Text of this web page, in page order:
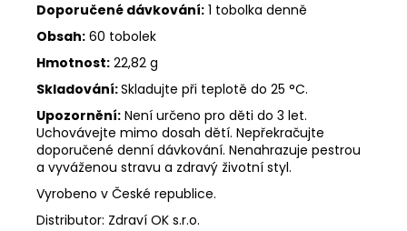
Doporučené dávkování: 1 tobolka denně
Obsah: 60 tobolek
Hmotnost: 22,82 g
Skladování:Skladujte při teplotě do 25 °C.
Upozornění: Není určeno pro děti do 3 let.
Uchovávejte mimo dosah dětí. Nepřekračujte
doporučené denní dávkování. Nenahrazuje pestrou
a vyváženou stravu a zdravý životní styl.
Vyrobeno v České republice.
Distributor: Zdraví OK s.r.o.